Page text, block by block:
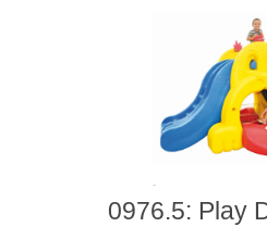
0976.5: Play